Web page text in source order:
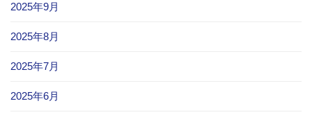
2025年9月
2025年8月
2025年7月
2025年6月